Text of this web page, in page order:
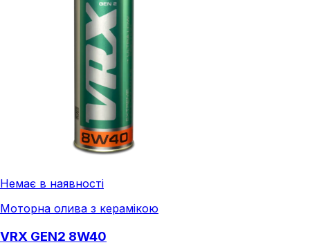
Немає в наявності
Моторна олива з керамікою
VRX GEN2 8W40